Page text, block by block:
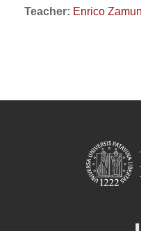
Teacher: Enrico